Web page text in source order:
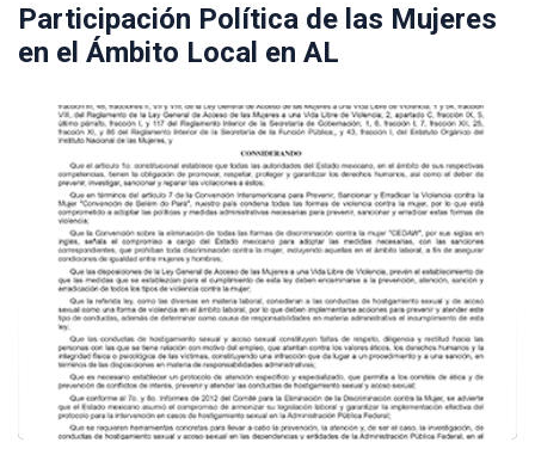
Participación Política de las Mujeres
en el Ámbito Local en AL